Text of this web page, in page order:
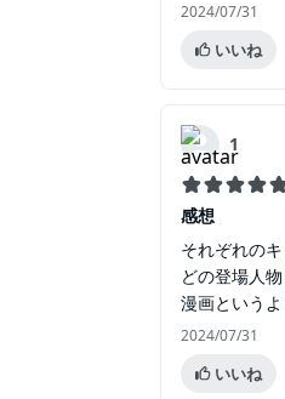
2024/07/31
いいね
1
感想
それぞれの
どの登場人
漫画という
2024/07/31
いいね